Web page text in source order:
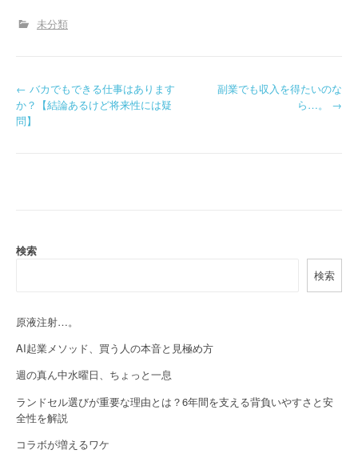
未分類
P
o
a
g
a
t
i
o
← バカでもできる仕事はあります
か？【結論あるけど将来性には疑
問】
副業でも収入を得たいのな
ら…。 →
検索
検索
原液注射…。
AI起業メソッド、買う人の本音と見極め方
週の真ん中水曜日、ちょっと一息
ランドセル選びが重要な理由とは？6年間を支える背負いやすさと安
全性を解説
コラボが増えるワケ